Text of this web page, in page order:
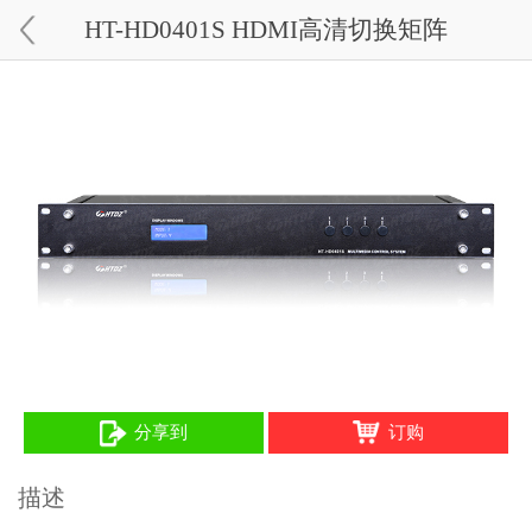
HT-HD0401S HDMI高清切换矩阵
分享到 订购
描述